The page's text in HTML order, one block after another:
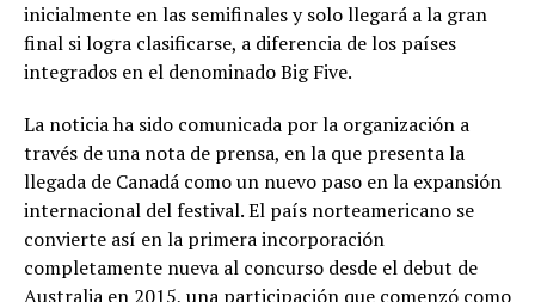
inicialmente en las semifinales y solo llegará a la gran
final si logra clasificarse, a diferencia de los países
integrados en el denominado Big Five.
La noticia ha sido comunicada por la organización a
través de una nota de prensa, en la que presenta la
llegada de Canadá como un nuevo paso en la expansión
internacional del festival. El país norteamericano se
convierte así en la primera incorporación
completamente nueva al concurso desde el debut de
Australia en 2015, una participación que comenzó como